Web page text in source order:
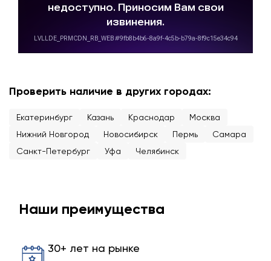
Проверить наличие в других городах:
Екатеринбург Казань Краснодар
Москва
Нижний Новгород
Новосибирск Пермь
Самара
Санкт-Петербург
Уфа Челябинск
Наши преимущества
30+ лет на рынке